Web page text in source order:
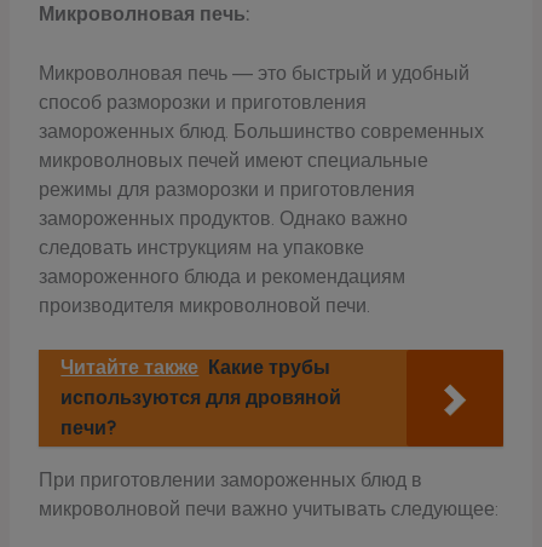
Микроволновая печь:
Микроволновая печь — это быстрый и удобный
способ разморозки и приготовления
замороженных блюд. Большинство современных
микроволновых печей имеют специальные
режимы для разморозки и приготовления
замороженных продуктов. Однако важно
следовать инструкциям на упаковке
замороженного блюда и рекомендациям
производителя микроволновой печи.
Читайте также Какие трубы
используются для дровяной
печи?
При приготовлении замороженных блюд в
микроволновой печи важно учитывать следующее: